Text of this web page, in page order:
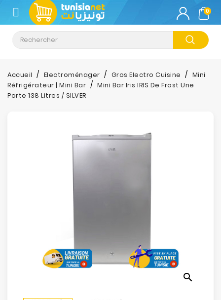
CATÉGORIE
Climatisation
Informatique
Téléphonie
Bureautique
0
Accueil Electroménager Gros Electro Cuisine
Mini
Réfrigérateur | Mini Bar
Mini Bar Iris IRIS De Frost Une
Porte 138 Litres / SILVER
search